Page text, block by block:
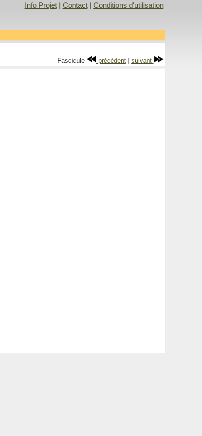
Info Projet| Contact| Conditions d'utilisation
Fascicule précédent| suivant